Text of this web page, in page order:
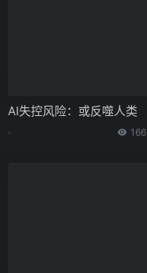
AI失控风险：或反噬人类
166